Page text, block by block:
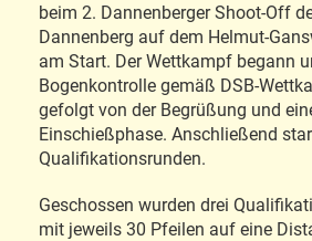
beim 2. Dannenberger Shoot-Off
Dannenberg auf dem Helmut-
am Start. Der Wettkampf begann
Bogenkontrolle gemäß DSB-
gefolgt von der Begrüßung und
Einschießphase. Anschließend
Qualifikationsrunden.
Geschossen wurden drei
mit jeweils 30 Pfeilen auf eine